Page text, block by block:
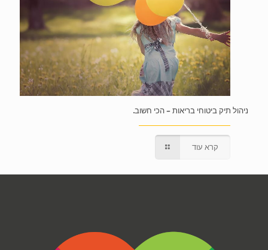
ניהול תיק ביטוחי בריאות – הכי חשוב.
קרא עוד